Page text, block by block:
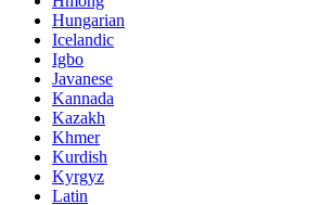
Hungarian
Icelandic
Igbo
Javanese
Kannada
Kazakh
Khmer
Kurdish
Kyrgyz
Latin